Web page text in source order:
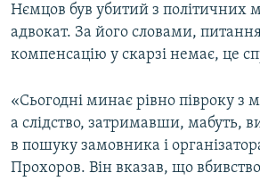
Нємцов був убитий з політичних
адвокат. За його словами,
компенсацію у скарзі немає, це
«Сьогодні минає рівно півроку з
а слідство, затримавши, мабуть,
в пошуку замовника і
Прохоров. Він вказав, що